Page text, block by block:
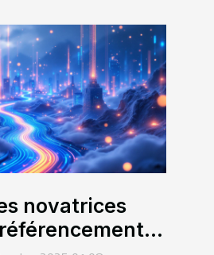
novatrices